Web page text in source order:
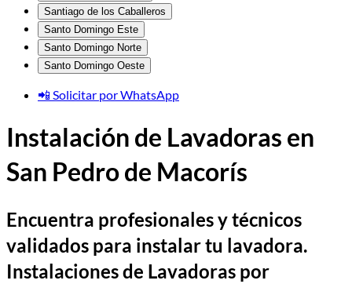
Santiago de los Caballeros
Santo Domingo Este
Santo Domingo Norte
Santo Domingo Oeste
📲 Solicitar por WhatsApp
Instalación de Lavadoras en
San Pedro de Macorís
Encuentra profesionales y técnicos
validados para instalar tu lavadora.
Instalaciones de Lavadoras por